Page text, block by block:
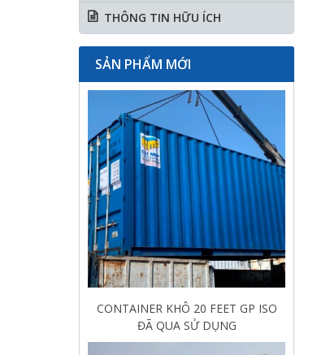
THÔNG TIN HỮU ÍCH
SẢN PHẨM MỚI
CONTAINER LẠNH 10 FEET RF ISO
MỚI
CONTAINER LẠNH 10 FEET RF ISO
ĐÃ QUA SỬ DỤNG